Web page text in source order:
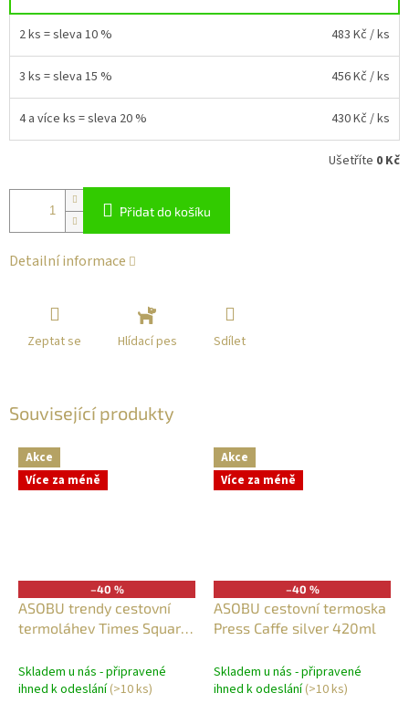
2 ks = sleva 10 % 483 Kč / ks
3 ks = sleva 15 % 456 Kč / ks
4 a více ks = sleva 20 % 430 Kč / ks
Ušetříte 0 Kč
Přidat do košíku
Detailní informace
Zeptat se Hlídací pes Sdílet
Související produkty
Akce
Více za méně
–40 %
ASOBU trendy cestovní
termoláhev Times Square
Skladem u nás - připravené
ihned k odeslání(>10 ks)
Akce
Více za méně
–40 %
ASOBU cestovní termoska
Press Caffe silver 420ml
Skladem u nás - připravené
ihned k odeslání(>10 ks)